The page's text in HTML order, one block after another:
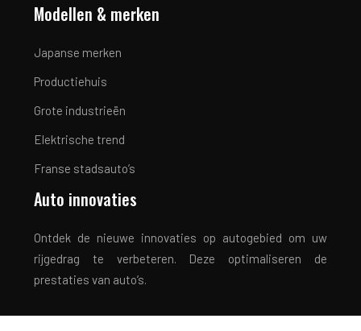
Modellen & merken
Japanse merken
Productiehuis
Grote industrieën
Elektrische trend
Franse stadsauto’s
Auto innovaties
Ontdek de nieuwe innovaties op autogebied om uw
rijgedrag te verbeteren. Deze optimaliseren de
prestaties van auto’s.